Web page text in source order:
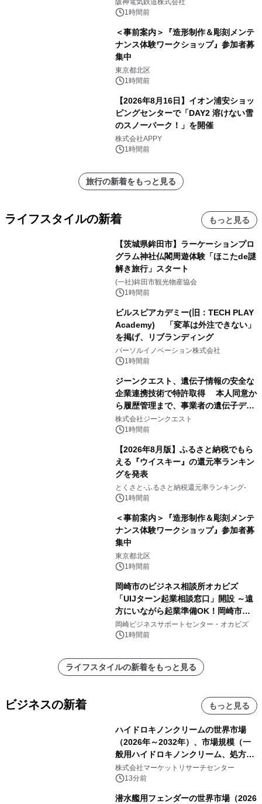
阪神電気鉄道株式会社
1時間前
＜事前案内＞『造形制作＆彫刻メンテ
ナンス体験ワークショップ』参加者募
集中
東京都北区
1時間前
【2026年8月16日】イオン浦安ショッ
ピングセンターで「DAY2 溶けない雪
のスノーパーク！」を開催
株式会社APPY
1時間前
旅行の新着をもっと見る
ライフスタイルの新着 もっと見る
【茨城県鉾田市】ラーケーションプロ
グラム神社仏閣周遊体験「ほこたde謎
解き旅行」スタート
(一社)鉾田市観光物産協会
1時間前
ビルスピアカデミー(旧：TECH PLAY
Academy) 「変革は外注できない」
を掲げ、リブランディング
パーソルイノベーション株式会社
1時間前
ジーンクエスト、遺伝子情報の安全な
企業連携技術で特許取得 本人同意か
ら履歴管理まで、事業者の遺伝子デー
タ活用を支援
株式会社ジーンクエスト
1時間前
【2026年8月版】ふるさと納税でもら
える『ウイスキー』の還元率ランキン
グを発表
とくさと-ふるさと納税還元率ランキング-
1時間前
＜事前案内＞『造形制作＆彫刻メンテ
ナンス体験ワークショップ』参加者募
集中
東京都北区
1時間前
岡崎市のビジネス相談所オカビズ
「UIJターン起業相談窓口」開設 ～遠
方にいながら起業準備OK！岡崎市を
挑戦者があつまるまちに～
岡崎ビジネスサポートセンター・オカビズ
1時間前
ライフスタイルの新着をもっと見る
ビジネスの新着 もっと見る
ハイドロキノンクリームの世界市場
（2026年～2032年）、市場規模（一
般用ハイドロキノンクリーム、処方用
ハイドロキノンクリーム）・分析レポ
ートを発表
株式会社マーケットリサーチセンター
13分前
潜水艦用フェンダーの世界市場（2026